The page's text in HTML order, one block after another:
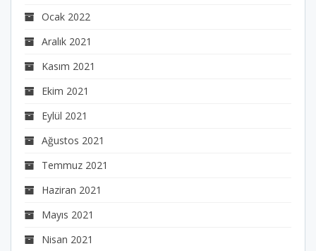
Ocak 2022
Aralık 2021
Kasım 2021
Ekim 2021
Eylül 2021
Ağustos 2021
Temmuz 2021
Haziran 2021
Mayıs 2021
Nisan 2021